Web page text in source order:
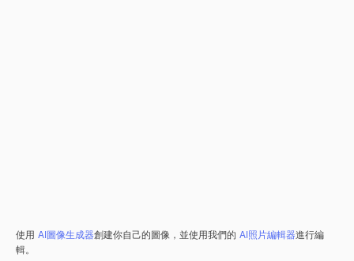
使用 AI圖像生成器創建你自己的圖像，並使用我們的 AI照片編輯器進行編
輯。